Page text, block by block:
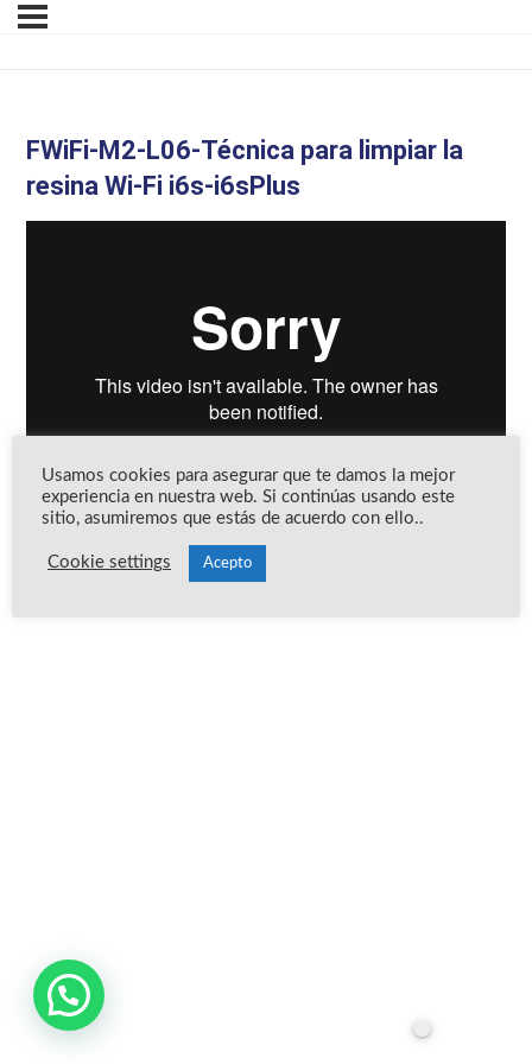
FWiFi-M2-L06-Técnica para limpiar la
resina Wi-Fi i6s-i6sPlus
Usamos cookies para asegurar que te damos la mejor
experiencia en nuestra web. Si continúas usando este
sitio, asumiremos que estás de acuerdo con ello..
Cookie settings Acepto